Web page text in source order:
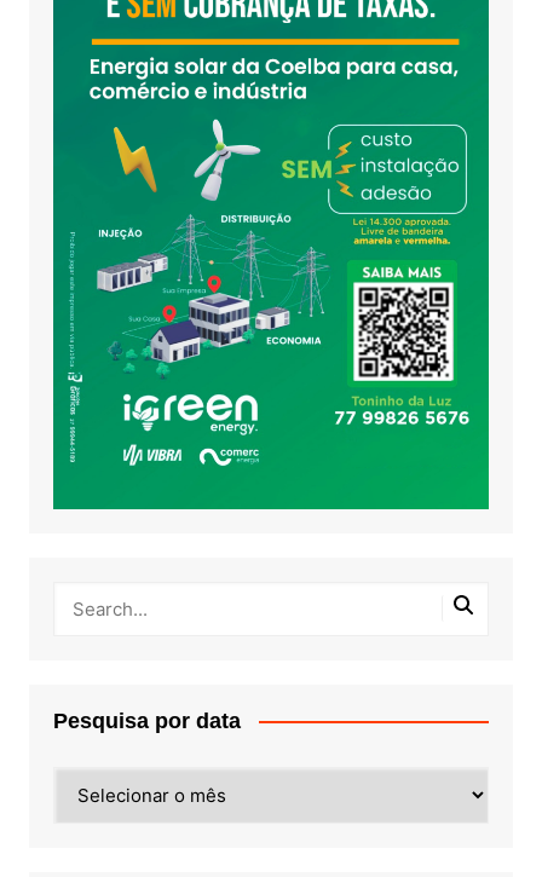
Pesquisa por data
por